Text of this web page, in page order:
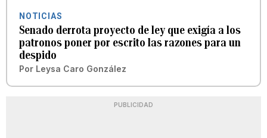
NOTICIAS
Senado derrota proyecto de ley que exigía a los
patronos poner por escrito las razones para un
despido
Por Leysa Caro González
PUBLICIDAD